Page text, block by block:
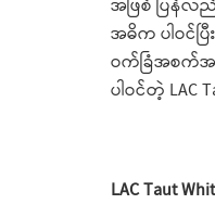
အဖြစ် ပြန်လည်
အဓိက ပါဝင်ပြီ
ဝက်ခြံအစက်အပ
ပါဝင်တဲ့ LAC
LAC Taut